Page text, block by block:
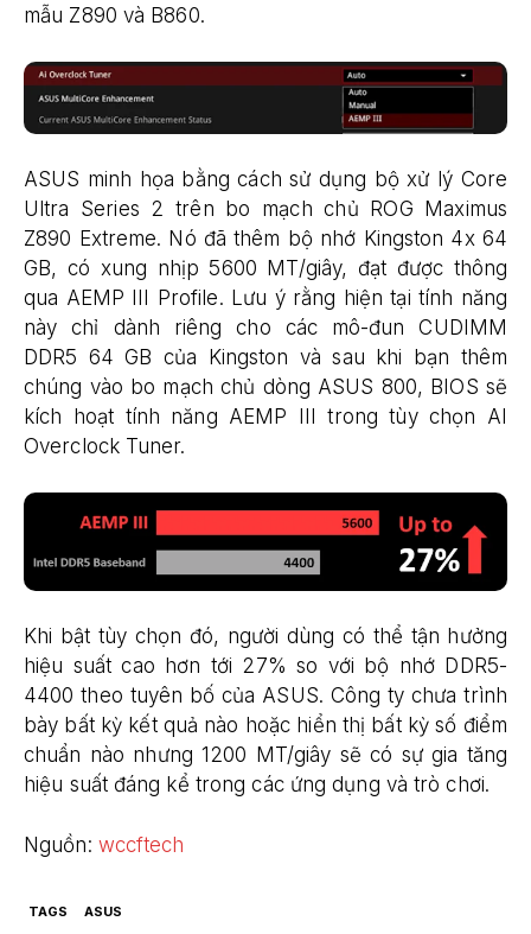
mẫu Z890 và B860.
ASUS minh họa bằng cách sử dụng bộ xử lý Core
Ultra Series 2 trên bo mạch chủ ROG Maximus
Z890 Extreme. Nó đã thêm bộ nhớ Kingston 4x 64
GB, có xung nhịp 5600 MT/giây, đạt được thông
qua AEMP III Profile. Lưu ý rằng hiện tại tính năng
này chỉ dành riêng cho các mô-đun CUDIMM
DDR5 64 GB của Kingston và sau khi bạn thêm
chúng vào bo mạch chủ dòng ASUS 800, BIOS sẽ
kích hoạt tính năng AEMP III trong tùy chọn AI
Overclock Tuner.
Khi bật tùy chọn đó, người dùng có thể tận hưởng
hiệu suất cao hơn tới 27% so với bộ nhớ DDR5-
4400 theo tuyên bố của ASUS. Công ty chưa trình
bày bất kỳ kết quả nào hoặc hiển thị bất kỳ số điểm
chuẩn nào nhưng 1200 MT/giây sẽ có sự gia tăng
hiệu suất đáng kể trong các ứng dụng và trò chơi.
Nguồn: wccftech
TAGS ASUS